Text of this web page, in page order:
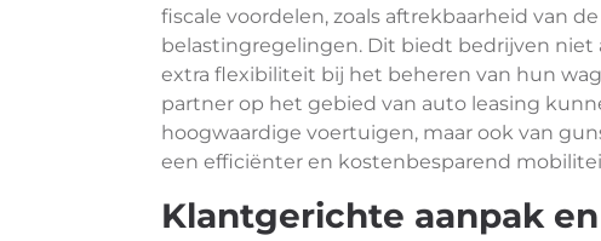
fiscale voordelen, zoals aftrekbaarheid van
belastingregelingen. Dit biedt bedrijven niet
extra flexibiliteit bij het beheren van hun
partner op het gebied van auto leasing
hoogwaardige voertuigen, maar ook van
een efficiënter en kostenbesparend
Klantgerichte aanpak